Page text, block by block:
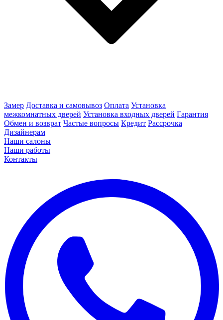
Замер Доставка и самовывоз Оплата Установка
межкомнатных дверей Установка входных дверей Гарантия
Обмен и возврат Частые вопросы Кредит Рассрочка
Дизайнерам
Наши салоны
Наши работы
Контакты